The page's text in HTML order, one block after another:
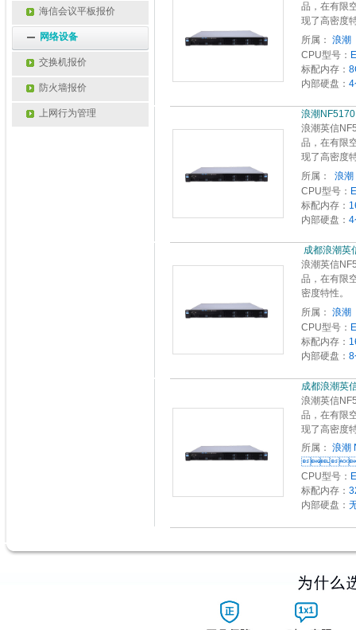
海信会议平板报价
网络设备
交换机报价
防火墙报价
上网行为管理
品，在有限
现了高密度
所属： 浪潮
CPU型号：
标配内存：
内部硬盘： 4
浪潮
浪潮英信
品，在有限
现了高密度
所属：
CPU型号：
标配内存：
内部硬盘： 4
 成都浪潮
浪潮英信
品，在有限
密度特性。
所属： 浪潮
CPU型号：
标配内存：
内部硬盘： 8
成都浪潮
浪潮英信
品，在有限
现了高密度
所属： 浪
CPU型号：
标配内存：
内部硬盘：